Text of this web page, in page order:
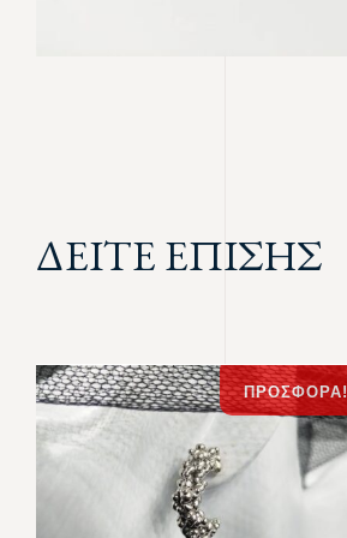
ΔΕΙΤΕ ΕΠΙΣΗΣ
ΠΡΟΣΦΟΡΆ!